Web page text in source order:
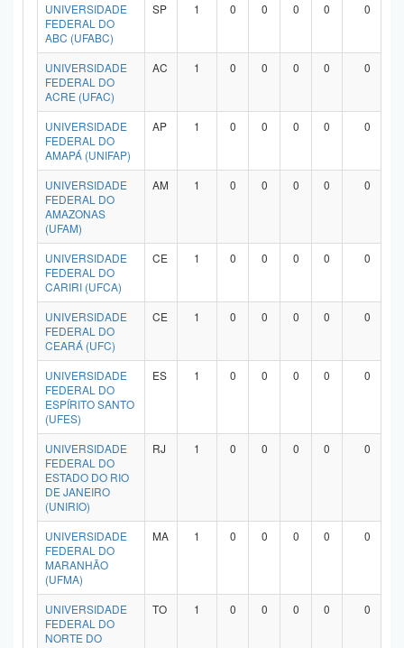
UNIVERSIDADE
FEDERAL DO
ABC (UFABC)
SP 1 0 0 0 0 0
UNIVERSIDADE
FEDERAL DO
ACRE (UFAC)
AC 1 0 0 0 0 0
UNIVERSIDADE
FEDERAL DO
AMAPÁ (UNIFAP)
AP 1 0 0 0 0 0
UNIVERSIDADE
FEDERAL DO
AMAZONAS
(UFAM)
AM 1 0 0 0 0 0
UNIVERSIDADE
FEDERAL DO
CARIRI (UFCA)
CE 1 0 0 0 0 0
UNIVERSIDADE
FEDERAL DO
CEARÁ (UFC)
CE 1 0 0 0 0 0
UNIVERSIDADE
FEDERAL DO
ESPÍRITO SANTO
(UFES)
ES 1 0 0 0 0 0
UNIVERSIDADE
FEDERAL DO
ESTADO DO RIO
DE JANEIRO
(UNIRIO)
RJ 1 0 0 0 0 0
UNIVERSIDADE
FEDERAL DO
MARANHÃO
(UFMA)
MA 1 0 0 0 0 0
UNIVERSIDADE
FEDERAL DO
NORTE DO
TO 1 0 0 0 0 0